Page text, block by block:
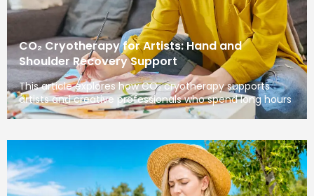
CO₂ Cryotherapy for Artists: Hand and
Shoulder Recovery Support
This article explores how CO₂ cryotherapy supports
artists and creative professionals who spend long hours